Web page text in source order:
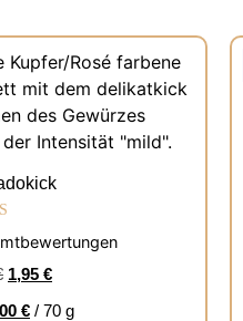
mit
1,95 €
€ / 70 g